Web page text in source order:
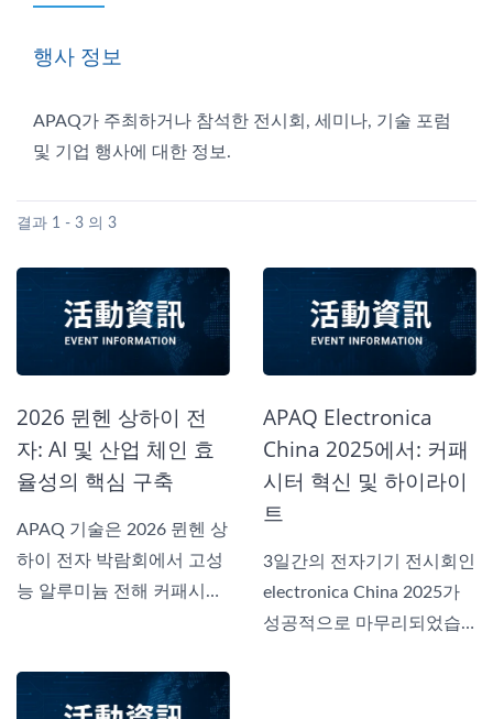
행사 정보
APAQ가 주최하거나 참석한 전시회, 세미나, 기술 포럼
및 기업 행사에 대한 정보.
결과 1 - 3 의 3
2026 뮌헨 상하이 전
자: AI 및 산업 체인 효
율성의 핵심 구축
APAQ 기술은 2026 뮌헨 상
하이 전자 박람회에서 고성
능 알루미늄 전해 커패시
APAQ Electronica
China 2025에서: 커패
시터 혁신 및 하이라이
트
3일간의 전자기기 전시회인
electronica China 2025가
성공적으로 마무리되었습